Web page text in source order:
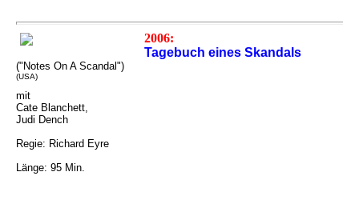
2006:
Tagebuch eines Skandals
("Notes On A Scandal")
(USA)
mit
Cate Blanchett,
Judi Dench
Regie: Richard Eyre
Länge: 95 Min.